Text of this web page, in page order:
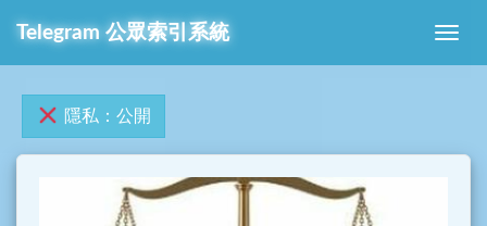
Telegram 公眾索引系統
隱私：公開